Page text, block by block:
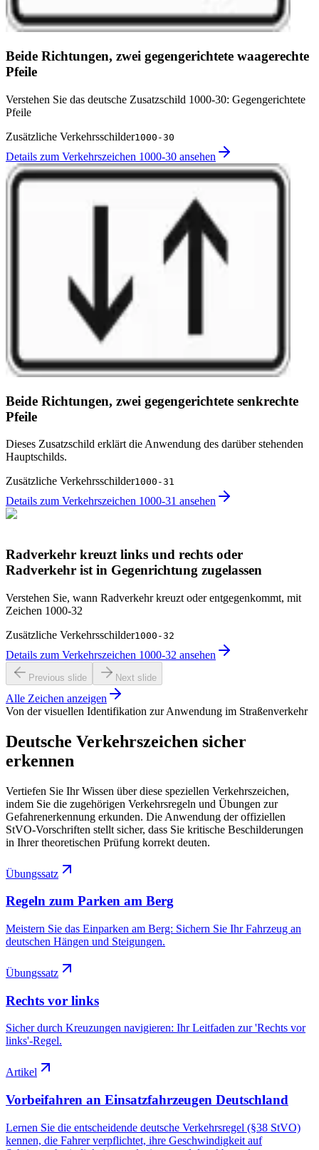
Beide Richtungen, zwei gegengerichtete waagerechte
Pfeile
Verstehen Sie das deutsche Zusatzschild 1000-30: Gegengerichtete
Pfeile
Zusätzliche Verkehrsschilder1000-30
Details zum Verkehrszeichen 1000-30 ansehen
Beide Richtungen, zwei gegengerichtete senkrechte
Pfeile
Dieses Zusatzschild erklärt die Anwendung des darüber stehenden
Hauptschilds.
Zusätzliche Verkehrsschilder1000-31
Details zum Verkehrszeichen 1000-31 ansehen
Radverkehr kreuzt links und rechts oder
Radverkehr ist in Gegenrichtung zugelassen
Verstehen Sie, wann Radverkehr kreuzt oder entgegenkommt, mit
Zeichen 1000-32
Zusätzliche Verkehrsschilder1000-32
Details zum Verkehrszeichen 1000-32 ansehen
Previous slide Next slide
Alle Zeichen anzeigen
Von der visuellen Identifikation zur Anwendung im Straßenverkehr
Deutsche Verkehrszeichen sicher
erkennen
Vertiefen Sie Ihr Wissen über diese speziellen Verkehrszeichen,
indem Sie die zugehörigen Verkehrsregeln und Übungen zur
Gefahrenerkennung erkunden. Die Anwendung der offiziellen
StVO-Vorschriften stellt sicher, dass Sie kritische Beschilderungen
in Ihrer theoretischen Prüfung korrekt deuten.
Übungssatz
Regeln zum Parken am Berg
Meistern Sie das Einparken am Berg: Sichern Sie Ihr Fahrzeug an
deutschen Hängen und Steigungen.
Übungssatz
Rechts vor links
Sicher durch Kreuzungen navigieren: Ihr Leitfaden zur 'Rechts vor
links'-Regel.
Artikel
Vorbeifahren an Einsatzfahrzeugen Deutschland
Lernen Sie die entscheidende deutsche Verkehrsregel (§38 StVO)
kennen, die Fahrer verpflichtet, ihre Geschwindigkeit auf